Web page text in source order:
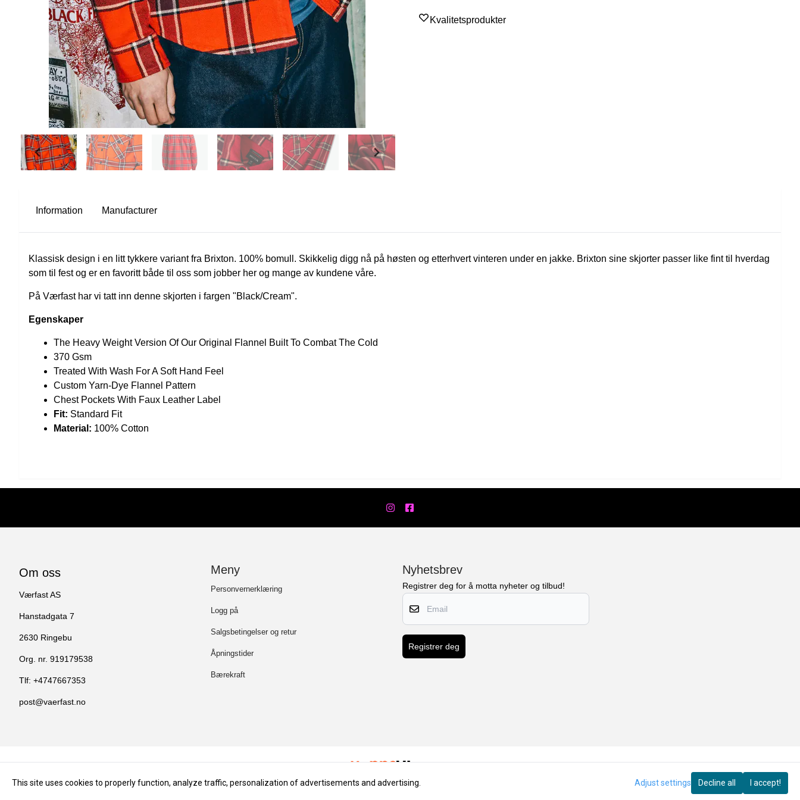
Kvalitetsprodukter
Information Manufacturer
Klassisk design i en litt tykkere variant fra Brixton. 100% bomull. Skikkelig digg nå på høsten og etterhvert vinteren under en jakke. Brixton sine skjorter passer like fint til hverdag
som til fest og er en favoritt både til oss som jobber her og mange av kundene våre.
På Værfast har vi tatt inn denne skjorten i fargen "Black/Cream".
Egenskaper
The Heavy Weight Version Of Our Original Flannel Built To Combat The Cold
370 Gsm
Treated With Wash For A Soft Hand Feel
Custom Yarn-Dye Flannel Pattern
Chest Pockets With Faux Leather Label
Fit: Standard Fit
Material: 100% Cotton
Om oss
Værfast AS
Hanstadgata 7
2630 Ringebu
Org. nr. 919179538
Tlf: +4747667353
post@vaerfast.no
Meny
Personvernerklæring
Logg på
Salgsbetingelser og retur
Åpningstider
Bærekraft
Nyhetsbrev
Registrer deg for å motta nyheter og tilbud!
Email
Registrer deg
This site uses cookies to properly function, analyze traffic, personalization of advertisements and advertising. Adjust settings Decline all I accept!